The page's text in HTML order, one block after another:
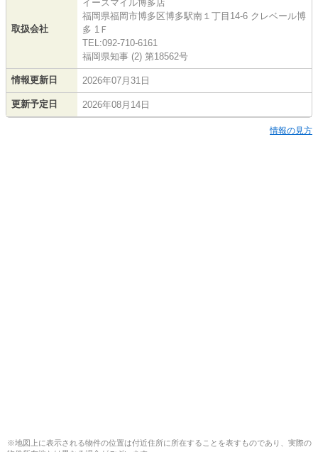
取扱会社
イースマイル博多店
福岡県福岡市博多区博多駅南１丁目14-6 クレベール博
多 1Ｆ
TEL:092-710-6161
福岡県知事 (2) 第18562号
情報更新日 2026年07月31日
更新予定日 2026年08月14日
情報の見方
※地図上に表示される物件の位置は付近住所に所在することを表すものであり、実際の